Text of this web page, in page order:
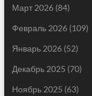
Март 2026(84)
Февраль 2026(109)
Январь 2026(52)
Декабрь 2025 (70)
Ноябрь 2025 (63)